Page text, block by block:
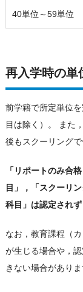
40単位～59単位
再入学時の単
前学籍で所定単位
目は除く）。
また
後もスクーリング
「リポートのみ合
目」，「スクーリ
科目」は認定され
なお，教育課程（
が生じる場合や，
きない場合がありま